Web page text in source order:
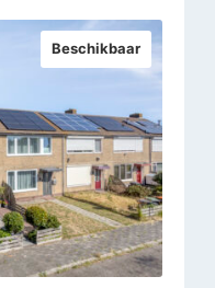
Beschikbaar